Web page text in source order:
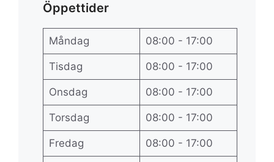
Öppettider
Måndag 08:00 - 17:00
Tisdag 08:00 - 17:00
Onsdag 08:00 - 17:00
Torsdag 08:00 - 17:00
Fredag 08:00 - 17:00